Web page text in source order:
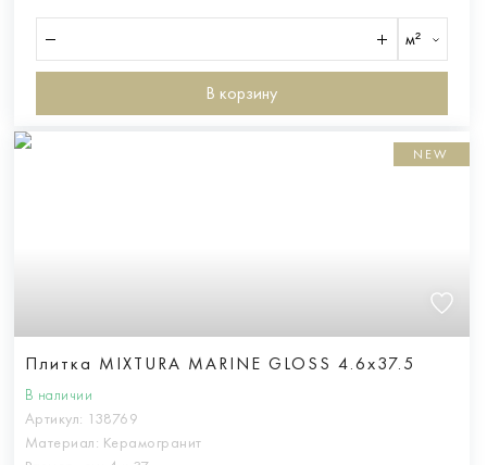
м²
В корзину
NEW
Плитка MIXTURA MARINE GLOSS 4.6x37.5
В наличии
Артикул: 138769
Материал: Керамогранит